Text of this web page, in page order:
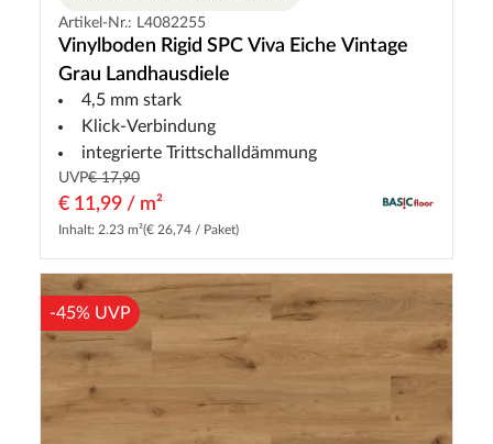
Artikel-Nr.: L4082255
Vinylboden Rigid SPC Viva Eiche Vintage
Grau Landhausdiele
4,5 mm stark
Klick-Verbindung
integrierte Trittschalldämmung
UVP€ 17,90
€ 11,99 / m²
Inhalt: 2.23 m²(€ 26,74 / Paket)
-45% UVP